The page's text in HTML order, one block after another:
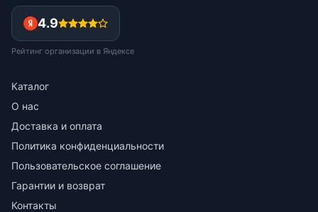
4.9
Рейтинг организации в Яндексе
Каталог
О нас
Доставка и оплата
Политика конфиденциальности
Пользовательское соглашение
Гарантии и возврат
Контакты